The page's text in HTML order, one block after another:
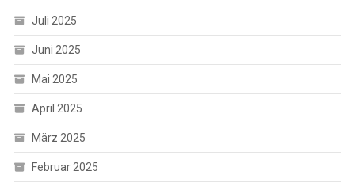
Juli 2025
Juni 2025
Mai 2025
April 2025
März 2025
Februar 2025